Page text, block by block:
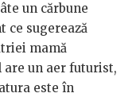
un cărbune
ce sugerează
mamă
un aer futurist,
este în